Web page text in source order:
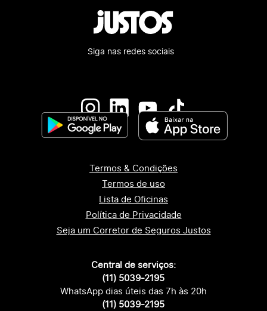
Siga nas redes sociais
Termos & Condições
Termos de uso
Lista de Oficinas
Política de Privacidade
Seja um Corretor de Seguros Justos
Central de serviços:
(11) 5039-2195
WhatsApp dias úteis das 7h às 20h
(11) 5039-2195